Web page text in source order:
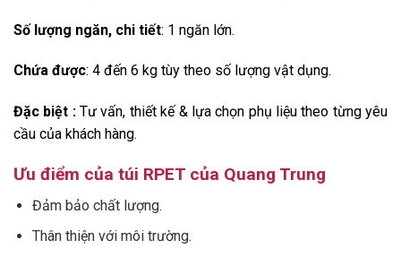
Số lượng ngăn, chi tiết: 1 ngăn lớn.
Chứa được: 4 đến 6 kg tùy theo số lượng vật dụng.
Đặc biệt :Tư vấn, thiết kế & lựa chọn phụ liệu theo từng yêu
cầu của khách hàng.
Ưu điểm của túi RPET của Quang Trung
Đảm bảo chất lượng.
Thân thiện với môi trường.